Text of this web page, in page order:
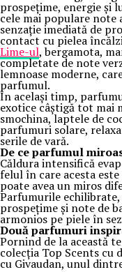
prospețime, energie și
cele mai populare note
senzație imediată de
contact cu pielea
Lime-ul, bergamota,
completate de note
lemnoase moderne,
parfumul.
În același timp,
exotice câștigă tot mai
smochina, laptele de
parfumuri solare,
serile de vară.
De ce parfumul
Căldura intensifică
felul în care acesta este
poate avea un miros
Parfumurile
prospețime și note de
armonios pe piele în
Două parfumuri
Pornind de la această
colecția Top Scents cu
cu Givaudan, unul